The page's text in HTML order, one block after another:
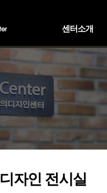
센터소개
디자인 전시실